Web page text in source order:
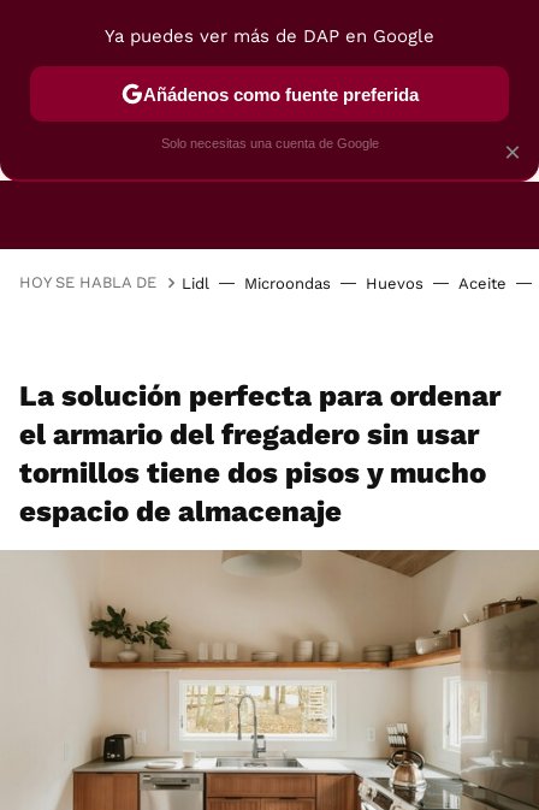
FREIDORAS DE AIRE GUÍAS DE
HOY SE HABLA DE Lidl Microondas Huevos Aceite
La solución perfecta para ordenar
el armario del fregadero sin usar
tornillos tiene dos pisos y mucho
espacio de almacenaje
×
Ya puedes ver más de DAP en Google
Añádenos como fuente preferida
Solo necesitas una cuenta de Google